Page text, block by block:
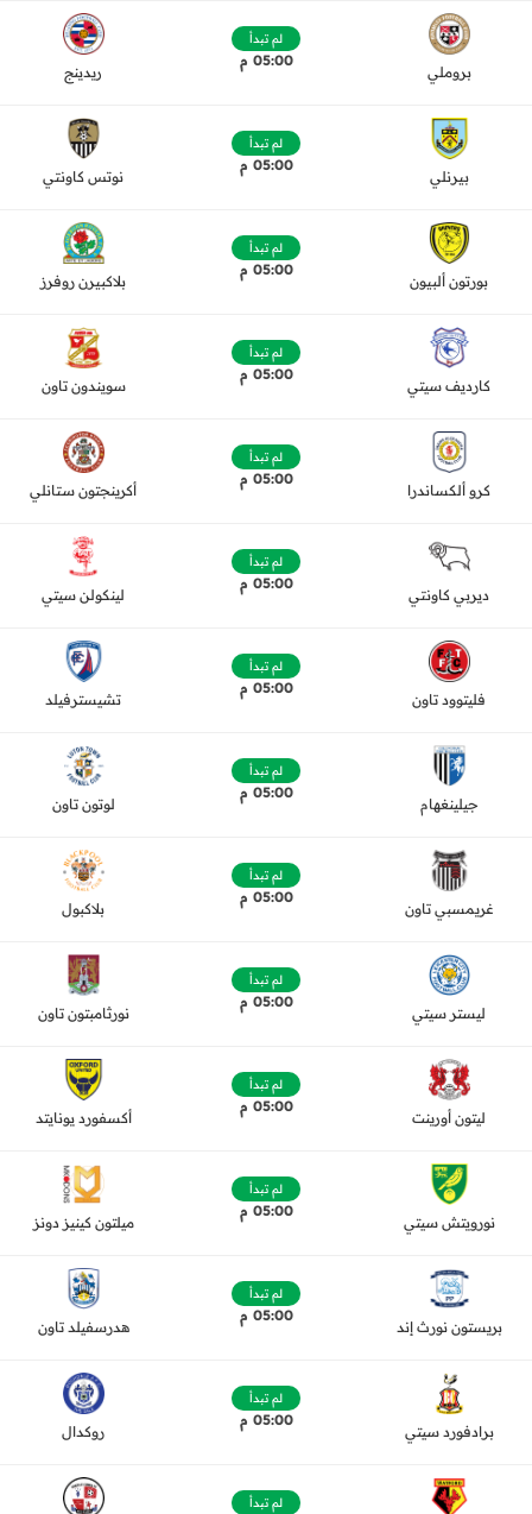
بروملي
لم تبدأ
05:00 م
ريدينج
بيرنلي
لم تبدأ
05:00 م
نوتس كاونتي
بورتون ألبيون
لم تبدأ
05:00 م
بلاكبيرن روفرز
كارديف سيتي
لم تبدأ
05:00 م
سويندون تاون
كرو ألكساندرا
لم تبدأ
05:00 م
أكرينجتون ستانلي
ديربي كاونتي
لم تبدأ
05:00 م
لينكولن سيتي
فليتوود تاون
لم تبدأ
05:00 م
تشيسترفيلد
جيلينغهام
لم تبدأ
05:00 م
لوتون تاون
غريمسبي تاون
لم تبدأ
05:00 م
بلاكبول
ليستر سيتي
لم تبدأ
05:00 م
نورثامبتون تاون
ليتون أورينت
لم تبدأ
05:00 م
أكسفورد يونايتد
نورويتش سيتي
لم تبدأ
05:00 م
ميلتون كينيز دونز
بريستون نورث إند
لم تبدأ
05:00 م
هدرسفيلد تاون
برادفورد سيتي
لم تبدأ
05:00 م
روكدال
لم تبدأ